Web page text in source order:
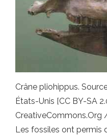
Crâne pliohippus.
États-Unis [CC BY-SA
Les fossiles ont permis